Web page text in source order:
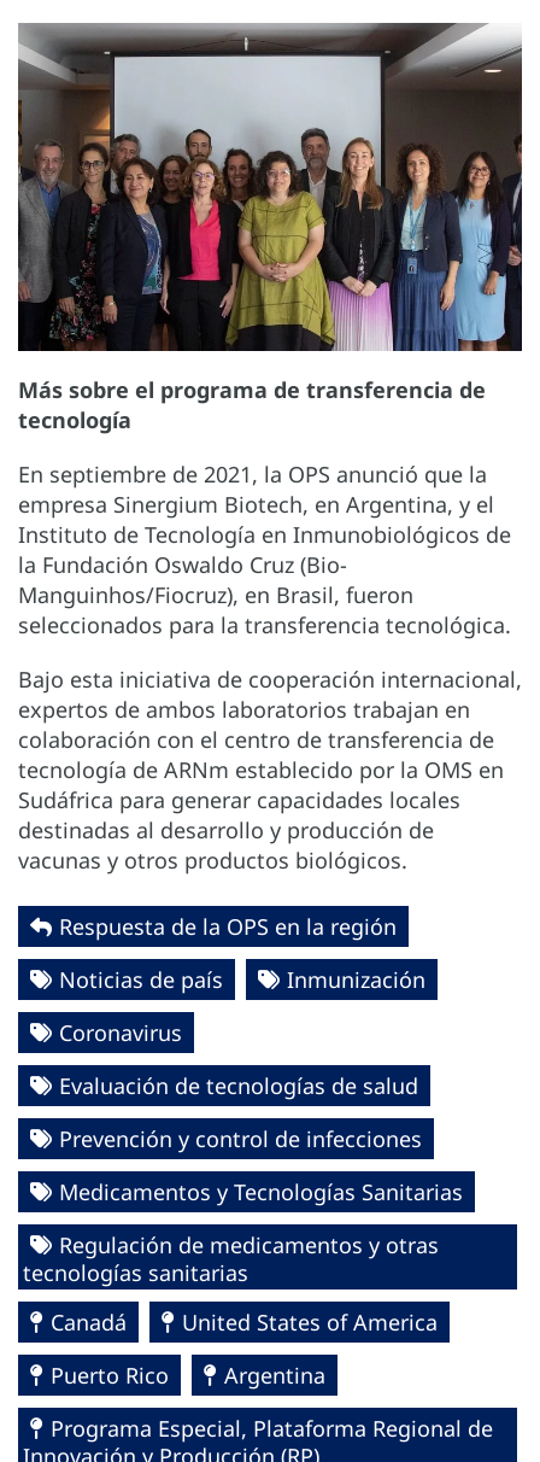
Más sobre el programa de transferencia de
tecnología
En septiembre de 2021, la OPS anunció que la
empresa Sinergium Biotech, en Argentina, y el
Instituto de Tecnología en Inmunobiológicos de
la Fundación Oswaldo Cruz (Bio-
Manguinhos/Fiocruz), en Brasil, fueron
seleccionados para la transferencia tecnológica.
Bajo esta iniciativa de cooperación internacional,
expertos de ambos laboratorios trabajan en
colaboración con el centro de transferencia de
tecnología de ARNm establecido por la OMS en
Sudáfrica para generar capacidades locales
destinadas al desarrollo y producción de
vacunas y otros productos biológicos.
Respuesta de la OPS en la región
Noticias de país
Inmunización
Coronavirus
Evaluación de tecnologías de salud
Prevención y control de infecciones
Medicamentos y Tecnologías Sanitarias
Regulación de medicamentos y otras
tecnologías sanitarias
Canadá
United States of America
Puerto Rico
Argentina
Programa Especial, Plataforma Regional de
Innovación y Producción (RP)